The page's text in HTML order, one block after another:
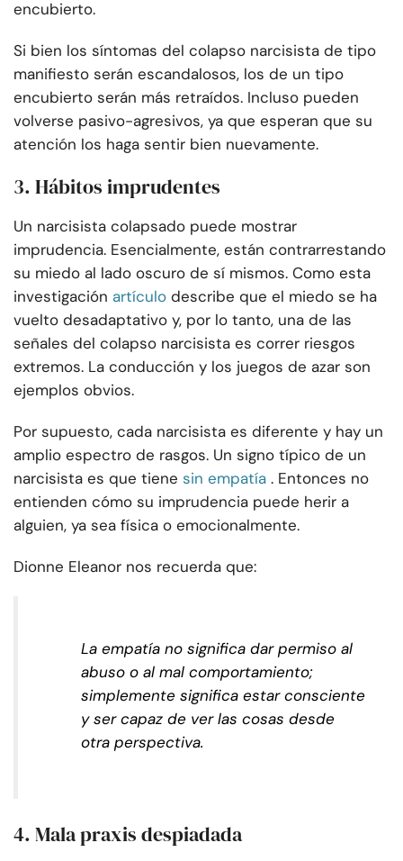
encubierto.
Si bien los síntomas del colapso narcisista de tipo
manifiesto serán escandalosos, los de un tipo
encubierto serán más retraídos. Incluso pueden
volverse pasivo-agresivos, ya que esperan que su
atención los haga sentir bien nuevamente.
3. Hábitos imprudentes
Un narcisista colapsado puede mostrar
imprudencia. Esencialmente, están contrarrestando
su miedo al lado oscuro de sí mismos. Como esta
investigación artículo describe que el miedo se ha
vuelto desadaptativo y, por lo tanto, una de las
señales del colapso narcisista es correr riesgos
extremos. La conducción y los juegos de azar son
ejemplos obvios.
Por supuesto, cada narcisista es diferente y hay un
amplio espectro de rasgos. Un signo típico de un
narcisista es que tiene sin empatía . Entonces no
entienden cómo su imprudencia puede herir a
alguien, ya sea física o emocionalmente.
Dionne Eleanor nos recuerda que:
La empatía no significa dar permiso al
abuso o al mal comportamiento;
simplemente significa estar consciente
y ser capaz de ver las cosas desde
otra perspectiva.
4. Mala praxis despiadada